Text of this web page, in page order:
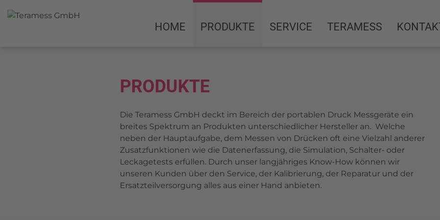
HOME PRODUKTE SERVICE TERAMESS
PRODUKTE
Die Teramess GmbH deckt im Bereich der portablen Druck Messgeräte ein
breites Spektrum an Produkten unterschiedlicher Hersteller an. Welche
neben der Hauptaufgabe, dem Messen von Drücken oft eine Vielzahl anderer
Zusatzfunktionen wie die Datenerfassung, die Simulation, Schalter- oder
Leckagetests erfüllen. Durch unser langjähriges Know-How können wir
unseren Kunden über den Service, der Kalibrierung, der Reparatur und der
Ersatzteilversorgung alles aus einer Hand anbieten.